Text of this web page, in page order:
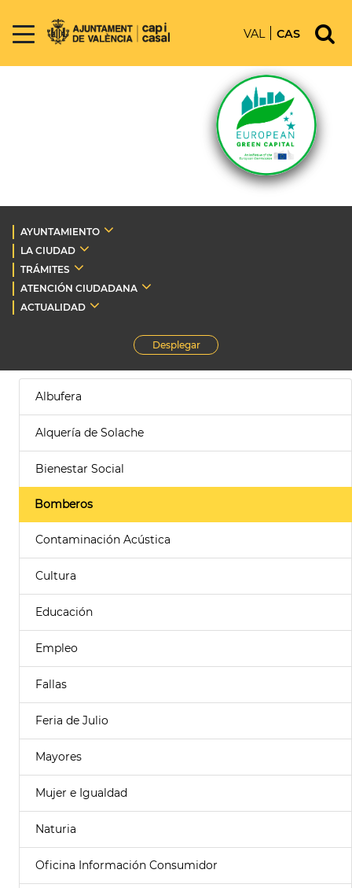
VAL CAS
AYUNTAMIENTO
LA CIUDAD
TRÁMITES
ATENCIÓN CIUDADANA
ACTUALIDAD
Desplegar
Albufera
Alquería de Solache
Bienestar Social
Bomberos
Contaminación Acústica
Cultura
Educación
Empleo
Fallas
Feria de Julio
Mayores
Mujer e Igualdad
Naturia
Oficina Información Consumidor